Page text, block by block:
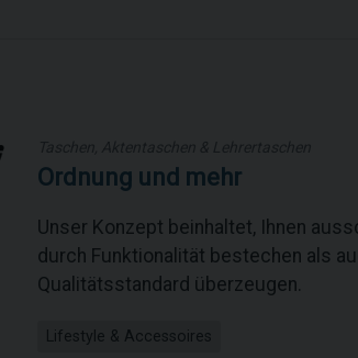
Ordnung und mehr
Unser Konzept beinhaltet, Ihnen
durch Funktionalität bestechen als
Qualitätsstandard überzeugen.
Lifestyle & Accessoires